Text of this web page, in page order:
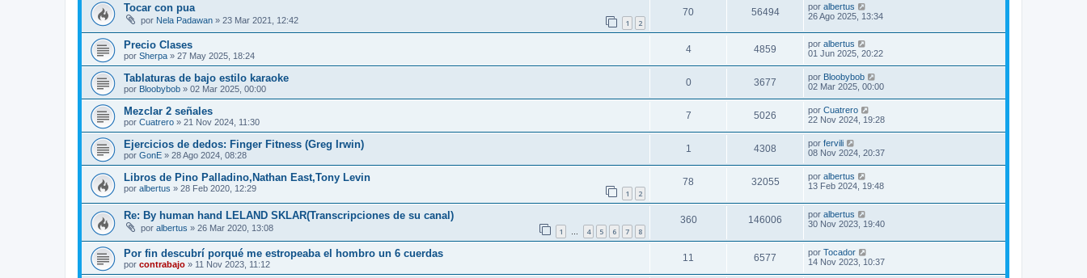
Tocar con pua
por Nela Padawan » 23 Mar 2021, 12:42 1 2
70 56494 por albertus
26 Ago 2025, 13:34
Precio Clases
por Sherpa » 27 May 2025, 18:24
4 4859 por albertus
01 Jun 2025, 20:22
Tablaturas de bajo estilo karaoke
por Bloobybob » 02 Mar 2025, 00:00
0 3677 por Bloobybob
02 Mar 2025, 00:00
Mezclar 2 señales
por Cuatrero » 21 Nov 2024, 11:30
7 5026 por Cuatrero
22 Nov 2024, 19:28
Ejercicios de dedos: Finger Fitness (Greg Irwin)
por GonE » 28 Ago 2024, 08:28
1 4308 por fervili
08 Nov 2024, 20:37
Libros de Pino Palladino,Nathan East,Tony Levin
por albertus » 28 Feb 2020, 12:29 1 2
78 32055 por albertus
13 Feb 2024, 19:48
Re: By human hand LELAND SKLAR(Transcripciones de su canal)
por albertus » 26 Mar 2020, 13:08 1 … 4 5 6 7 8
360 146006 por albertus
30 Nov 2023, 19:40
Por fin descubrí porqué me estropeaba el hombro un 6 cuerdas
por contrabajo » 11 Nov 2023, 11:12
11 6577 por Tocador
14 Nov 2023, 10:37